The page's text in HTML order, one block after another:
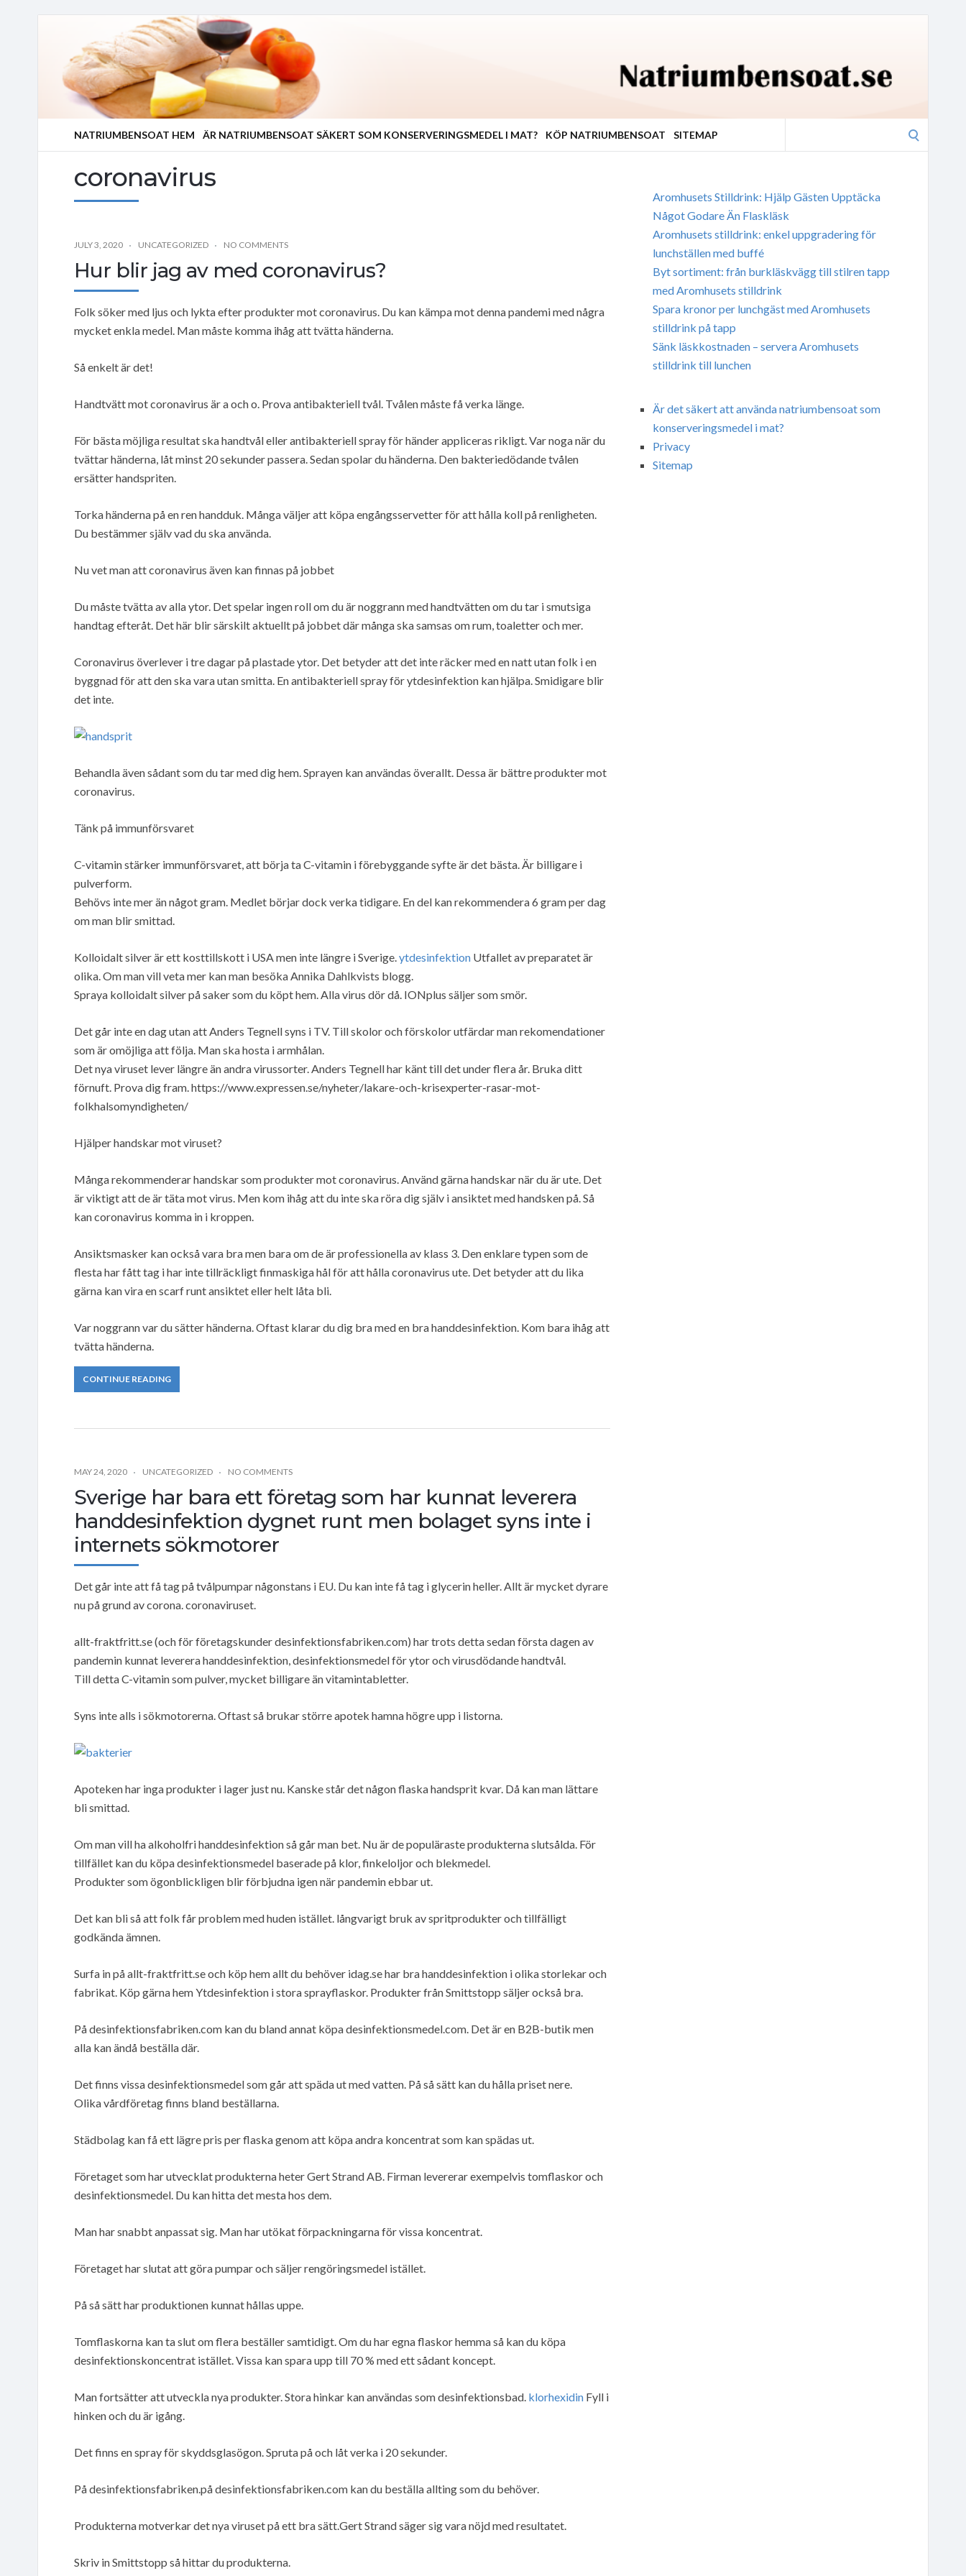
NATRIUMBENSOAT HEM ÄR NATRIUMBENSOAT SÄKERT SOM KONSERVERINGSMEDEL I MAT? KÖP NATRIUMBENSOAT SITEMAP
coronavirus
JULY 3, 2020 UNCATEGORIZED NO COMMENTS
Hur blir jag av med coronavirus?
Folk söker med ljus och lykta efter produkter mot coronavirus. Du kan kämpa mot denna pandemi med några
mycket enkla medel. Man måste komma ihåg att tvätta händerna.
Så enkelt är det!
Handtvätt mot coronavirus är a och o. Prova antibakteriell tvål. Tvålen måste få verka länge.
För bästa möjliga resultat ska handtvål eller antibakteriell spray för händer appliceras rikligt. Var noga när du
tvättar händerna, låt minst 20 sekunder passera. Sedan spolar du händerna. Den bakteriedödande tvålen
ersätter handspriten.
Torka händerna på en ren handduk. Många väljer att köpa engångsservetter för att hålla koll på renligheten.
Du bestämmer själv vad du ska använda.
Nu vet man att coronavirus även kan finnas på jobbet
Du måste tvätta av alla ytor. Det spelar ingen roll om du är noggrann med handtvätten om du tar i smutsiga
handtag efteråt. Det här blir särskilt aktuellt på jobbet där många ska samsas om rum, toaletter och mer.
Coronavirus överlever i tre dagar på plastade ytor. Det betyder att det inte räcker med en natt utan folk i en
byggnad för att den ska vara utan smitta. En antibakteriell spray för ytdesinfektion kan hjälpa. Smidigare blir
det inte.
Behandla även sådant som du tar med dig hem. Sprayen kan användas överallt. Dessa är bättre produkter mot
coronavirus.
Tänk på immunförsvaret
C-vitamin stärker immunförsvaret, att börja ta C-vitamin i förebyggande syfte är det bästa. Är billigare i
pulverform.
Behövs inte mer än något gram. Medlet börjar dock verka tidigare. En del kan rekommendera 6 gram per dag
om man blir smittad.
Kolloidalt silver är ett kosttillskott i USA men inte längre i Sverige.ytdesinfektion Utfallet av preparatet är
olika. Om man vill veta mer kan man besöka Annika Dahlkvists blogg.
Spraya kolloidalt silver på saker som du köpt hem. Alla virus dör då. IONplus säljer som smör.
Det går inte en dag utan att Anders Tegnell syns i TV. Till skolor och förskolor utfärdar man rekomendationer
som är omöjliga att följa. Man ska hosta i armhålan.
Det nya viruset lever längre än andra virussorter. Anders Tegnell har känt till det under flera år. Bruka ditt
förnuft. Prova dig fram. https://www.expressen.se/nyheter/lakare-och-krisexperter-rasar-mot-
folkhalsomyndigheten/
Hjälper handskar mot viruset?
Många rekommenderar handskar som produkter mot coronavirus. Använd gärna handskar när du är ute. Det
är viktigt att de är täta mot virus. Men kom ihåg att du inte ska röra dig själv i ansiktet med handsken på. Så
kan coronavirus komma in i kroppen.
Ansiktsmasker kan också vara bra men bara om de är professionella av klass 3. Den enklare typen som de
flesta har fått tag i har inte tillräckligt finmaskiga hål för att hålla coronavirus ute. Det betyder att du lika
gärna kan vira en scarf runt ansiktet eller helt låta bli.
Var noggrann var du sätter händerna. Oftast klarar du dig bra med en bra handdesinfektion. Kom bara ihåg att
tvätta händerna.
CONTINUE READING
MAY 24, 2020 UNCATEGORIZED NO COMMENTS
Sverige har bara ett företag som har kunnat leverera
handdesinfektion dygnet runt men bolaget syns inte i
internets sökmotorer
Det går inte att få tag på tvålpumpar någonstans i EU. Du kan inte få tag i glycerin heller. Allt är mycket dyrare
nu på grund av corona. coronaviruset.
allt-fraktfritt.se (och för företagskunder desinfektionsfabriken.com) har trots detta sedan första dagen av
pandemin kunnat leverera handdesinfektion, desinfektionsmedel för ytor och virusdödande handtvål.
Till detta C-vitamin som pulver, mycket billigare än vitamintabletter.
Syns inte alls i sökmotorerna. Oftast så brukar större apotek hamna högre upp i listorna.
Apoteken har inga produkter i lager just nu. Kanske står det någon flaska handsprit kvar. Då kan man lättare
bli smittad.
Om man vill ha alkoholfri handdesinfektion så går man bet. Nu är de populäraste produkterna slutsålda. För
tillfället kan du köpa desinfektionsmedel baserade på klor, finkeloljor och blekmedel.
Produkter som ögonblickligen blir förbjudna igen när pandemin ebbar ut.
Det kan bli så att folk får problem med huden istället. långvarigt bruk av spritprodukter och tillfälligt
godkända ämnen.
Surfa in på allt-fraktfritt.se och köp hem allt du behöver idag.se har bra handdesinfektion i olika storlekar och
fabrikat. Köp gärna hem Ytdesinfektion i stora sprayflaskor. Produkter från Smittstopp säljer också bra.
På desinfektionsfabriken.com kan du bland annat köpa desinfektionsmedel.com. Det är en B2B-butik men
alla kan ändå beställa där.
Det finns vissa desinfektionsmedel som går att späda ut med vatten. På så sätt kan du hålla priset nere.
Olika vårdföretag finns bland beställarna.
Städbolag kan få ett lägre pris per flaska genom att köpa andra koncentrat som kan spädas ut.
Företaget som har utvecklat produkterna heter Gert Strand AB. Firman levererar exempelvis tomflaskor och
desinfektionsmedel. Du kan hitta det mesta hos dem.
Man har snabbt anpassat sig. Man har utökat förpackningarna för vissa koncentrat.
Företaget har slutat att göra pumpar och säljer rengöringsmedel istället.
På så sätt har produktionen kunnat hållas uppe.
Tomflaskorna kan ta slut om flera beställer samtidigt. Om du har egna flaskor hemma så kan du köpa
desinfektionskoncentrat istället. Vissa kan spara upp till 70 % med ett sådant koncept.
Man fortsätter att utveckla nya produkter. Stora hinkar kan användas som desinfektionsbad. klorhexidin Fyll i
hinken och du är igång.
Det finns en spray för skyddsglasögon. Spruta på och låt verka i 20 sekunder.
På desinfektionsfabriken.på desinfektionsfabriken.com kan du beställa allting som du behöver.
Produkterna motverkar det nya viruset på ett bra sätt.Gert Strand säger sig vara nöjd med resultatet.
Skriv in Smittstopp så hittar du produkterna.
Aromhusets Stilldrink: Hjälp Gästen Upptäcka
Något Godare Än Flaskläsk
Aromhusets stilldrink: enkel uppgradering för
lunchställen med buffé
Byt sortiment: från burkläskvägg till stilren tapp
med Aromhusets stilldrink
Spara kronor per lunchgäst med Aromhusets
stilldrink på tapp
Sänk läskkostnaden – servera Aromhusets
stilldrink till lunchen
Är det säkert att använda natriumbensoat som
konserveringsmedel i mat?
Privacy
Sitemap